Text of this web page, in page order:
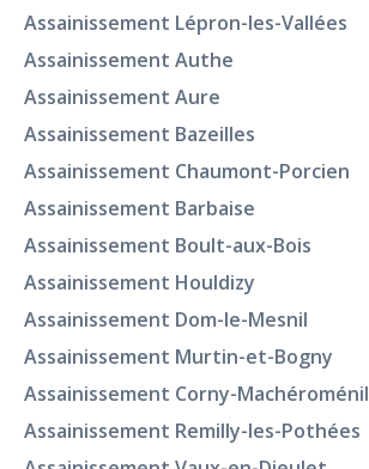
Assainissement Lépron-les-Vallées
Assainissement Authe
Assainissement Aure
Assainissement Bazeilles
Assainissement Chaumont-Porcien
Assainissement Barbaise
Assainissement Boult-aux-Bois
Assainissement Houldizy
Assainissement Dom-le-Mesnil
Assainissement Murtin-et-Bogny
Assainissement Corny-Machéroménil
Assainissement Remilly-les-Pothées